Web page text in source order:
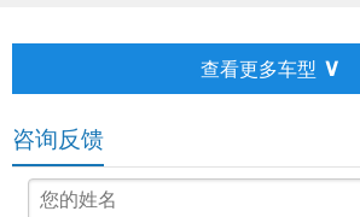
查看更多车型 ∨
咨询反馈